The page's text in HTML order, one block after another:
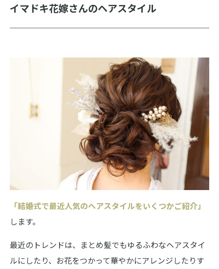
イマドキ花嫁さんのヘアスタイル
「結婚式で最近人気のヘアスタイルをいくつかご紹介」
します。
最近のトレンドは、まとめ髪でもゆるふわなヘアスタイ
ルにしたり、お花をつかって華やかにアレンジしたりす